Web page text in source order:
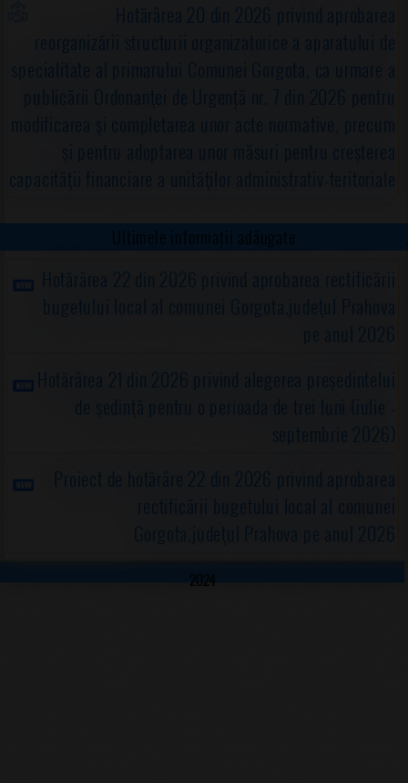
Hotărârea 20 din 2026 privind aprobarea
reorganizării structurii organizatorice a aparatului de
specialitate al primarului Comunei Gorgota, ca urmare a
publicării Ordonanţei de Urgență nr. 7 din 2026 pentru
modificarea şi completarea unor acte normative, precum
şi pentru adoptarea unor măsuri pentru creşterea
capacităţii financiare a unităţilor administrativ-teritoriale
Ultimele informații adăugate
Hotărârea 22 din 2026 privind aprobarea rectificării
bugetului local al comunei Gorgota,judeţul Prahova
pe anul 2026
Hotărârea 21 din 2026 privind alegerea preşedintelui
de şedinţă pentru o perioada de trei luni (iulie -
septembrie 2026)
Proiect de hotărâre 22 din 2026 privind aprobarea
rectificării bugetului local al comunei
Gorgota,judeţul Prahova pe anul 2026
2024